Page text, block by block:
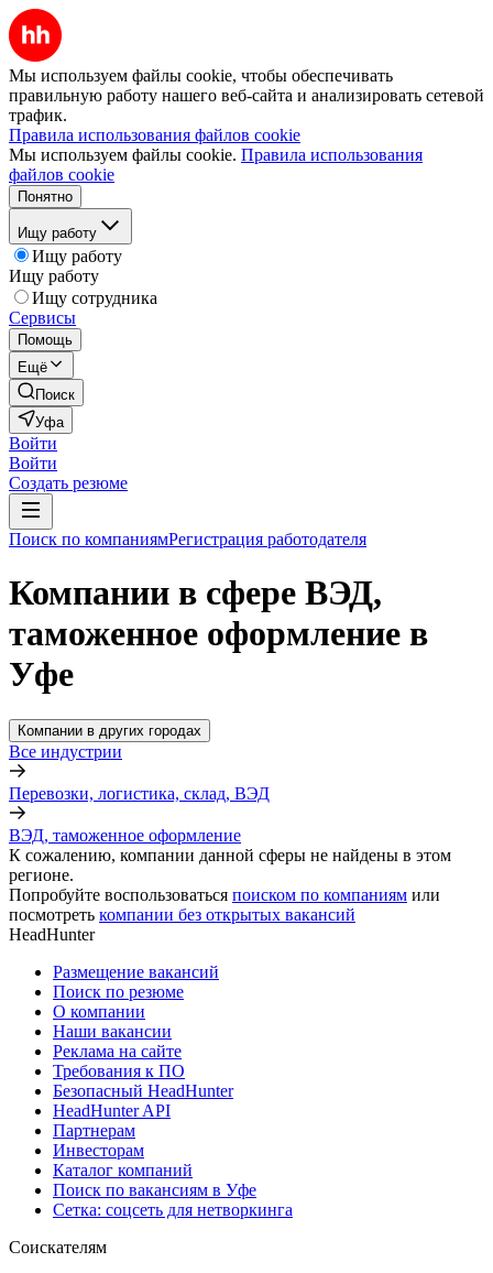
Мы используем файлы cookie, чтобы обеспечивать
правильную работу нашего веб-сайта и анализировать сетевой
трафик.
Правила использования файлов cookie
Мы используем файлы cookie. Правила использования
файлов cookie
Понятно
Ищу работу
Ищу работу
Ищу работу
Ищу сотрудника
Сервисы
Помощь
Ещё
Поиск
Уфа
Войти
Войти
Создать резюме
Поиск по компаниямРегистрация работодателя
Компании в сфере ВЭД,
таможенное оформление в
Уфе
Компании в других городах
Все индустрии
Перевозки, логистика, склад, ВЭД
ВЭД, таможенное оформление
К сожалению, компании данной сферы не найдены в этом
регионе.
Попробуйте воспользоваться поиском по компаниям или
посмотреть компании без открытых вакансий
HeadHunter
Размещение вакансий
Поиск по резюме
О компании
Наши вакансии
Реклама на сайте
Требования к ПО
Безопасный HeadHunter
HeadHunter API
Партнерам
Инвесторам
Каталог компаний
Поиск по вакансиям в Уфе
Сетка: соцсеть для нетворкинга
Соискателям